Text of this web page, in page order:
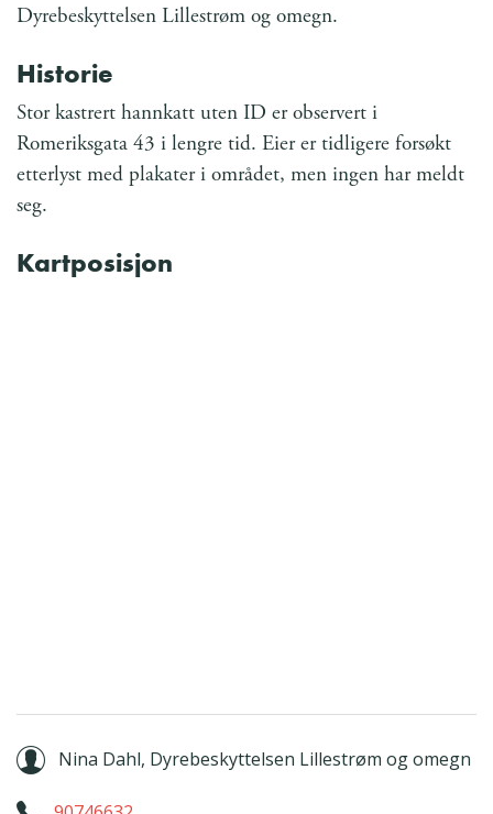
Dyrebeskyttelsen Lillestrøm og omegn.
Historie
Stor kastrert hannkatt uten ID er observert i
Romeriksgata 43 i lengre tid. Eier er tidligere forsøkt
etterlyst med plakater i området, men ingen har meldt
seg.
Kartposisjon
Nina Dahl, Dyrebeskyttelsen Lillestrøm og omegn